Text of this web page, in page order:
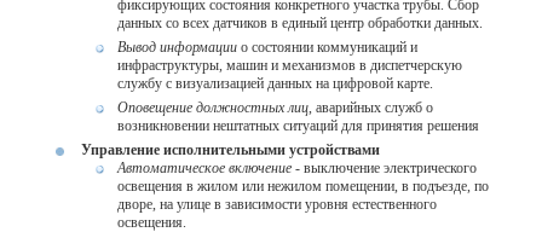
фиксирующих состояния конкретного участка трубы. Сбор
данных со всех датчиков в единый центр обработки данных.
Вывод информации о состоянии коммуникаций и
инфраструктуры, машин и механизмов в диспетчерскую
службу с визуализацией данных на цифровой карте.
Оповещение должностных лиц, аварийных служб о
возникновении нештатных ситуаций для принятия решения
Управление исполнительными устройствами
Автоматическое включение - выключение электрического
освещения в жилом или нежилом помещении, в подъезде, по
дворе, на улице в зависимости уровня естественного
освещения.